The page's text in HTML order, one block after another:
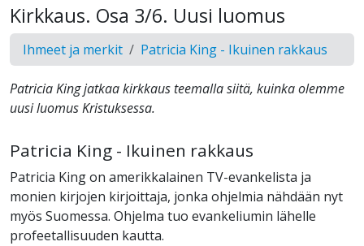
Kirkkaus. Osa 3/6. Uusi luomus
Ihmeet ja merkit Patricia King - Ikuinen rakkaus
Patricia King jatkaa kirkkaus teemalla siitä, kuinka olemme
uusi luomus Kristuksessa.
Patricia King - Ikuinen rakkaus
Patricia King on amerikkalainen TV-evankelista ja
monien kirjojen kirjoittaja, jonka ohjelmia nähdään nyt
myös Suomessa. Ohjelma tuo evankeliumin lähelle
profeetallisuuden kautta.